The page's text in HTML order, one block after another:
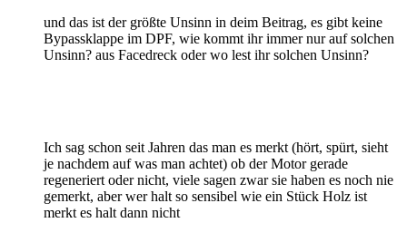
und das ist der größte Unsinn in deim Beitrag, es gibt keine
Bypassklappe im DPF, wie kommt ihr immer nur auf solchen
Unsinn? aus Facedreck oder wo lest ihr solchen Unsinn?
Ich sag schon seit Jahren das man es merkt (hört, spürt, sieht
je nachdem auf was man achtet) ob der Motor gerade
regeneriert oder nicht, viele sagen zwar sie haben es noch nie
gemerkt, aber wer halt so sensibel wie ein Stück Holz ist
merkt es halt dann nicht